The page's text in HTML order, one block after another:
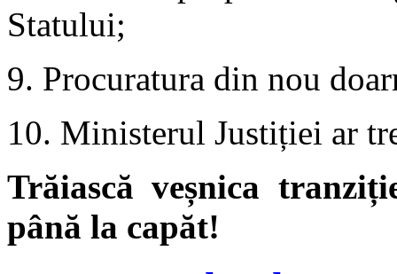
Statului;
9. Procuratura din nou
10. Ministerul Justiției ar
Trăiască veșnica
până la capăt!